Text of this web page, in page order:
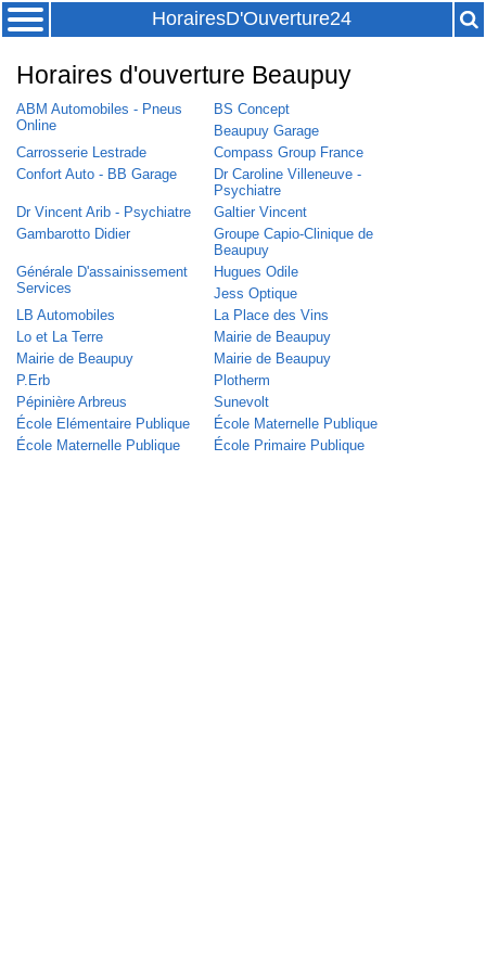
HorairesD'Ouverture24
Horaires d'ouverture Beaupuy
ABM Automobiles - Pneus
Online
BS Concept
Beaupuy Garage
Carrosserie Lestrade
Compass Group France
Confort Auto - BB Garage
Dr Caroline Villeneuve -
Psychiatre
Dr Vincent Arib - Psychiatre
Galtier Vincent
Gambarotto Didier
Groupe Capio-Clinique de
Beaupuy
Générale D'assainissement
Services
Hugues Odile
Jess Optique
LB Automobiles
La Place des Vins
Lo et La Terre
Mairie de Beaupuy
Mairie de Beaupuy
Mairie de Beaupuy
P.Erb
Plotherm
Pépinière Arbreus
Sunevolt
École Elémentaire Publique
École Maternelle Publique
École Maternelle Publique
École Primaire Publique